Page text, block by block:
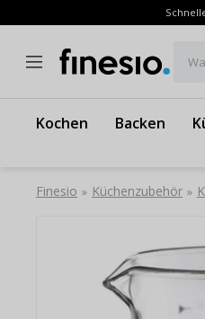
Kochen Backen
Finesio » Küchenzubehör »